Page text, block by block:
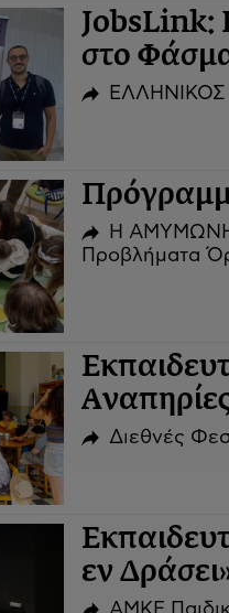
JobsLink:
στο
ΕΛΛΗΝΙΚΟΣ
Η ΑΜΥΜΩΝΗ
Προβλήματα
Διεθνές
εν